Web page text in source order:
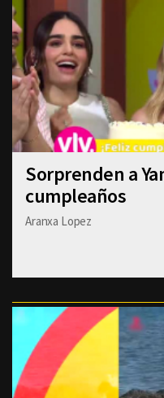
Sorprenden a
cumpleaños
Aranxa Lopez